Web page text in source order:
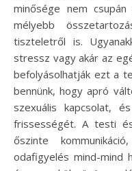
minősége nem
mélyebb
tiszteletről is.
stressz vagy akár az
befolyásolhatják ezt a
bennünk, hogy apró
szexuális kapcsolat,
frissességét. A testi
őszinte
odafigyelés mind-mind